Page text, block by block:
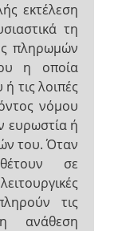
εκτέλεση
τη
πληρωμών
η οποία
τις λοιπές
νόμου
ευρωστία ή
του. Όταν
σε
τις
ανάθεση